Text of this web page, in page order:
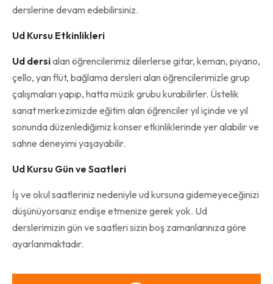
derslerine devam edebilirsiniz.
Ud Kursu Etkinlikleri
Ud dersialan öğrencilerimiz dilerlerse gitar, keman, piyano,
çello, yan flüt, bağlama dersleri alan öğrencilerimizle grup
çalışmaları yapıp, hatta müzik grubu kurabilirler. Üstelik
sanat merkezimizde eğitim alan öğrenciler yıl içinde ve yıl
sonunda düzenlediğimiz konser etkinliklerinde yer alabilir ve
sahne deneyimi yaşayabilir.
Ud Kursu Gün ve Saatleri
İş ve okul saatleriniz nedeniyle ud kursuna gidemeyeceğinizi
düşünüyorsanız endişe etmenize gerek yok. Ud
derslerimizin gün ve saatleri sizin boş zamanlarınıza göre
ayarlanmaktadır.